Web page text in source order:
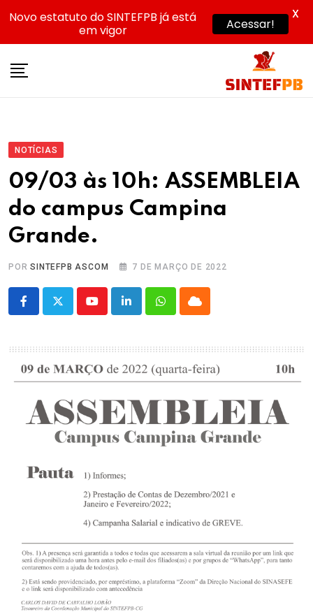
NOTÍCIAS
09/03 às 10h: ASSEMBLEIA
do campus Campina
Grande.
PORSINTEFPB ASCOM 7 DE MARÇO DE 2022
YoutubeLinkedInWhatsappCloud
Novo estatuto do SINTEFPB já está
em vigor
Acessar!
X